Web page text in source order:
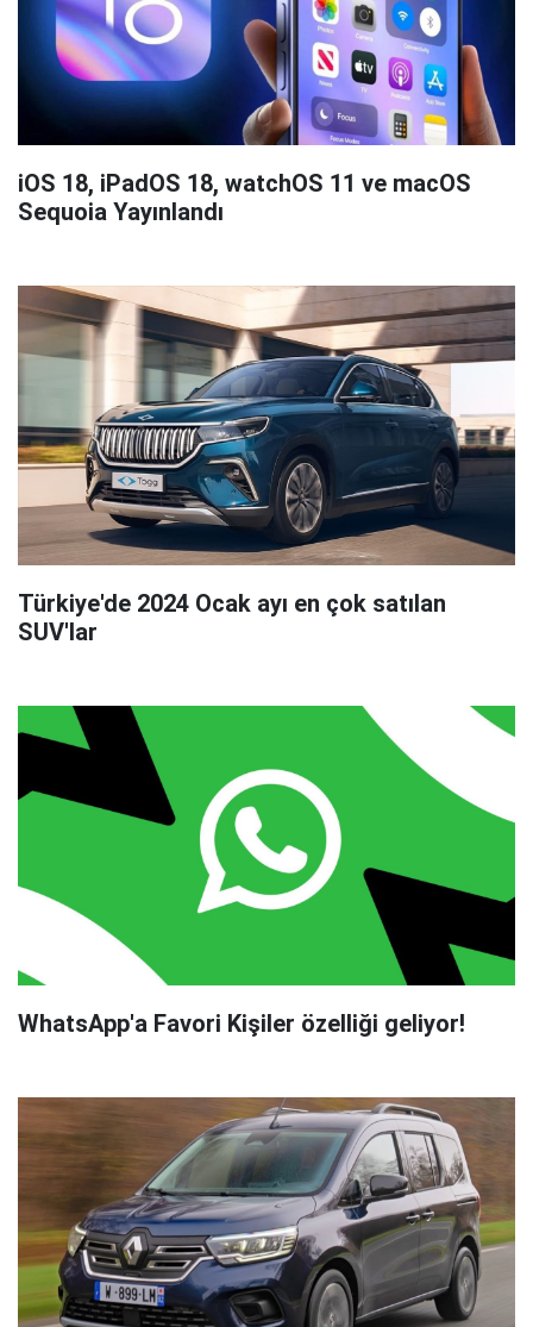
iOS 18, iPadOS 18, watchOS 11 ve macOS
Sequoia Yayınlandı
Türkiye'de 2024 Ocak ayı en çok satılan
SUV'lar
WhatsApp'a Favori Kişiler özelliği geliyor!